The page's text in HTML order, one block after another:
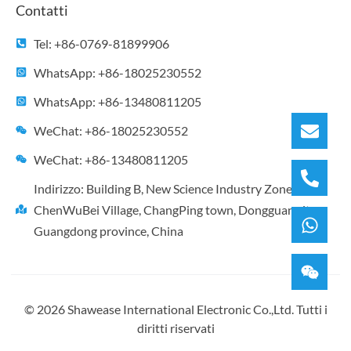
Contatti
Tel: +86-0769-81899906
WhatsApp: +86-18025230552
WhatsApp: +86-13480811205
WeChat: +86-18025230552
WeChat: +86-13480811205
Indirizzo: Building B, New Science Industry Zone,
ChenWuBei Village, ChangPing town, Dongguan city,
Guangdong province, China
© 2026 Shawease International Electronic Co.,Ltd. Tutti i
diritti riservati